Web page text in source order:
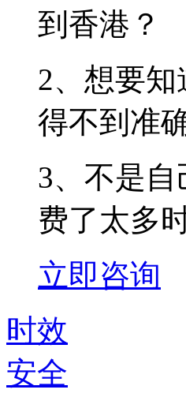
到香港？
2、想要
得不到准
3、不是自
费了太多
立即咨询
时效
安全